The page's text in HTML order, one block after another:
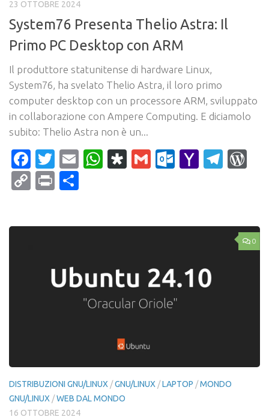
23 OTTOBRE 2024
System76 Presenta Thelio Astra: Il
Primo PC Desktop con ARM
Il produttore statunitense di hardware Linux,
System76, ha svelato Thelio Astra, il loro primo
computer desktop con un processore ARM, sviluppato
in collaborazione con Ampere Computing. E diciamolo
subito: Thelio Astra non è un...
Facebook
Twitter
EmailWhatsApp
Diaspora
Gmail Yahoo
CopyPrint
0
DISTRIBUZIONI GNU/LINUX /GNU/LINUX /LAPTOP /MONDO
GNU/LINUX /WEB DAL MONDO
16 OTTOBRE 2024